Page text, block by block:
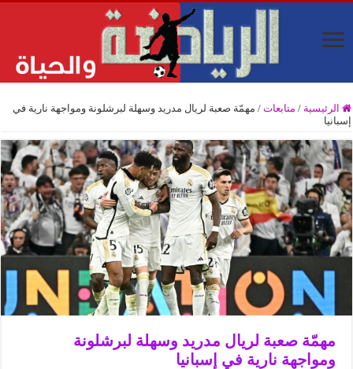
الرئيسية / متابعات / مهمّة صعبة لريال مدريد وسهلة لبرشلونة ومواجهة نارية في
إسبانيا
مهمّة صعبة لريال مدريد وسهلة لبرشلونة
ومواجهة نارية في إسبانيا